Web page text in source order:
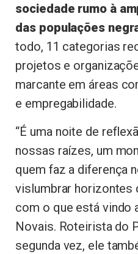
sociedade rumo à
das populações
todo, 11 categorias
projetos e
marcante em áreas
e empregabilidade.
“É uma noite de
nossas raízes, um
quem faz a diferença
vislumbrar horizontes
com o que está vindo
Novais. Roteirista do
segunda vez, ele